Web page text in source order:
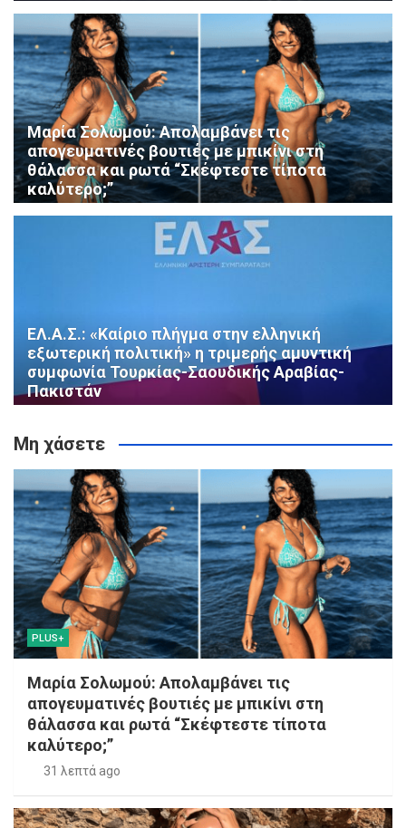
Μαρία Σολωμού: Απολαμβάνει τις
απογευματινές βουτιές με μπικίνι στη
θάλασσα και ρωτά “Σκέφτεστε τίποτα
καλύτερο;”
ΕΛ.Α.Σ.: «Καίριο πλήγμα στην ελληνική
εξωτερική πολιτική» η τριμερής αμυντική
συμφωνία Τουρκίας-Σαουδικής Αραβίας-
Πακιστάν
Μη χάσετε
PLUS+
Μαρία Σολωμού: Απολαμβάνει τις
απογευματινές βουτιές με μπικίνι στη
θάλασσα και ρωτά “Σκέφτεστε τίποτα
καλύτερο;”
31 λεπτά ago